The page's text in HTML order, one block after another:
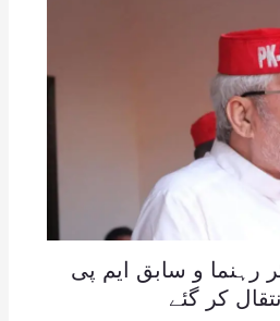
رہنما و سابق ایم پی
کر گئے